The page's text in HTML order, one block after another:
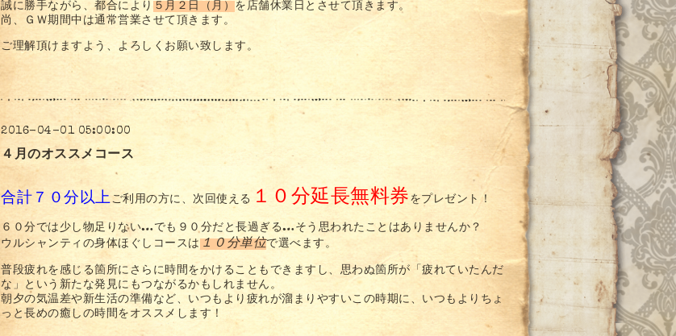
誠に勝手ながら、都合により ５月２日（月） を店舗休業日とさせて頂きます。
尚、ＧＷ期間中は通常営業させて頂きます。
ご理解頂けますよう、よろしくお願い致します。
2016-04-01 05:00:00
４月のオススメコース
合計７０分以上ご利用の方に、次回使える １０分延長無料券 をプレゼント！
６０分では少し物足りない…でも９０分だと長過ぎる…そう思われたことはありませんか？
ウルシャンティの身体ほぐしコースは １０分単位で選べます。
普段疲れを感じる箇所にさらに時間をかけることもできますし、思わぬ箇所が「疲れていたんだ
な」という新たな発見にもつながるかもしれません。
朝夕の気温差や新生活の準備など、いつもより疲れが溜まりやすいこの時期に、いつもよりちょ
っと長めの癒しの時間をオススメします！